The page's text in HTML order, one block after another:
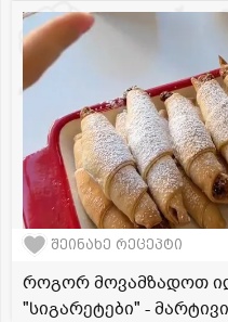
შეინახე რეცეპტი
როგორ მოვამზადოთ
"სიგარეტები" -